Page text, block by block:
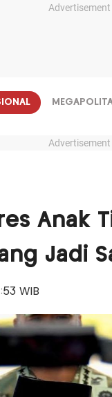
Advertisement
Advertisement
Anak
Jadi
WIB